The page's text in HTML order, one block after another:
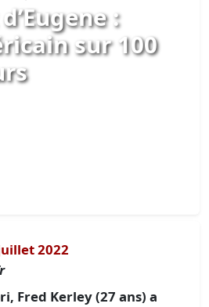
:
sur 100
2022
Fred Kerley (27 ans) a